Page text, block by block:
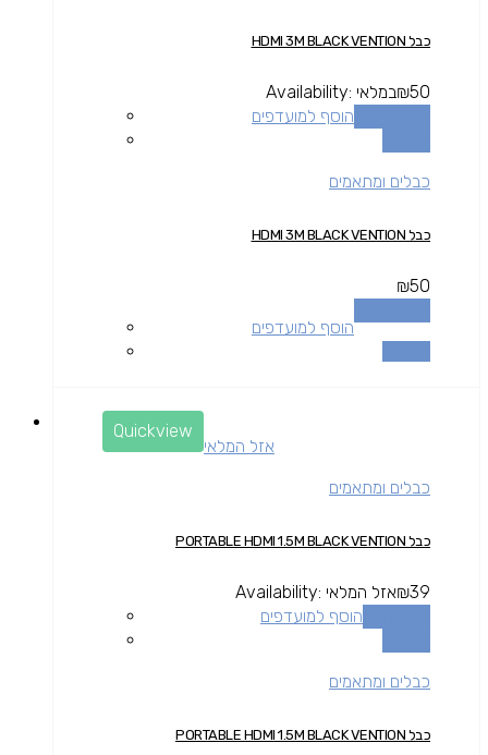
כבל HDMI 3M BLACK VENTION
₪50
Availability: במלאי
הוסף למועדפים
כבלים ומתאמים
כבל HDMI 3M BLACK VENTION
₪50
הוסף למועדפים
Quickview
אזל המלאי
כבלים ומתאמים
כבל PORTABLE HDMI 1.5M BLACK VENTION
₪39
Availability: אזל המלאי
הוסף למועדפים
כבלים ומתאמים
כבל PORTABLE HDMI 1.5M BLACK VENTION